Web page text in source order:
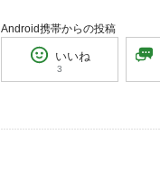
Android携帯からの投稿
いいね
3